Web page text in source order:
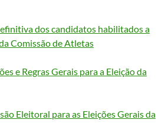
dos candidatos habilitados a
Comissão de Atletas
e Regras Gerais para a Eleição da
Eleitoral para as Eleições Gerais da